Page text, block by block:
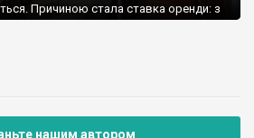
Причиною стала ставка оренди: з
нашим автором